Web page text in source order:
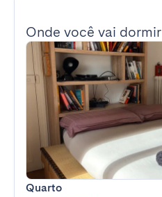
Onde você vai dormir
Quarto